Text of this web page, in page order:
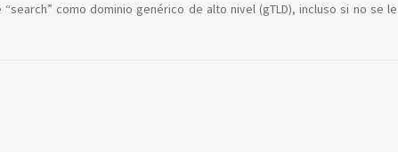
como dominio genérico de alto nivel (gTLD), incluso si no se